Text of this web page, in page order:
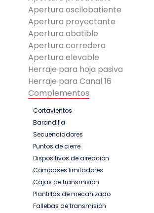
Apertura oscilobatiente
Apertura proyectante
Apertura abatible
Apertura corredera
Apertura elevable
Herraje para hoja pasiva
Herraje para Canal 16
Complementos
Cortavientos
Barandilla
Secuenciadores
Puntos de cierre
Dispositivos de aireación
Compases limitadores
Cajas de transmisión
Plantillas de mecanizado
Fallebas de transmisión